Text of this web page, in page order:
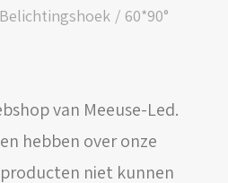
60*90°
van Meeuse-Led.
hebben over onze
niet kunnen